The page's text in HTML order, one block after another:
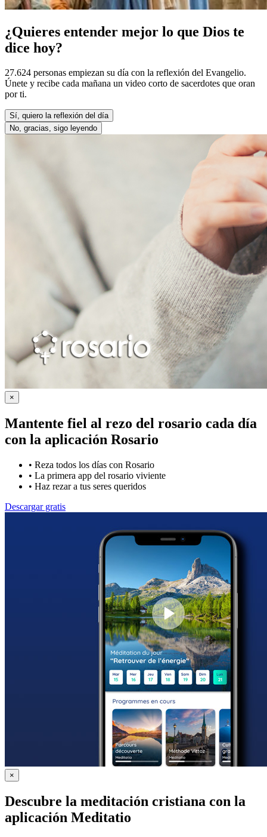
¿Quieres entender mejor lo que Dios te
dice hoy?
27.624 personas empiezan su día con la reflexión del Evangelio.
Únete y recibe cada mañana un video corto de sacerdotes que oran
por ti.
Sí, quiero la reflexión del día
No, gracias, sigo leyendo
×
Mantente fiel al rezo del rosario cada día
con la aplicación Rosario
• Reza todos los días con Rosario
• La primera app del rosario viviente
• Haz rezar a tus seres queridos
Descargar gratis
×
Descubre la meditación cristiana con la
aplicación Meditatio